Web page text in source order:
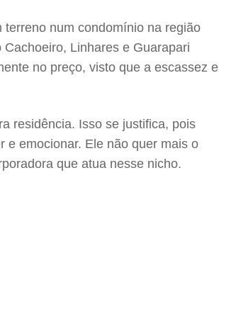
num condomínio na região
Linhares e Guarapari
no preço, visto que a escassez e
residência. Isso se justifica, pois
e emocionar. Ele não quer mais o
que atua nesse nicho.